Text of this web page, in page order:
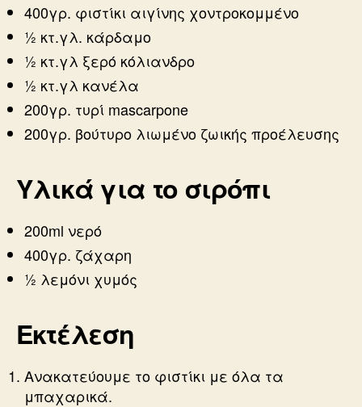
400γρ. φιστίκι αιγίνης χοντροκομμένο
½ κτ.γλ. κάρδαμο
½ κτ.γλ ξερό κόλιανδρο
½ κτ.γλ κανέλα
200γρ. τυρί mascarpone
200γρ. βούτυρο λιωμένο ζωικής προέλευσης
Υλικά για το σιρόπι
200ml νερό
400γρ. ζάχαρη
½ λεμόνι χυμός
Εκτέλεση
Ανακατεύουμε το φιστίκι με όλα τα
μπαχαρικά.